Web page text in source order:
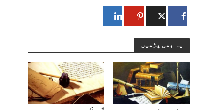
یہ بھی پڑھیں